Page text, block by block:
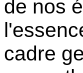
de nos
cadre